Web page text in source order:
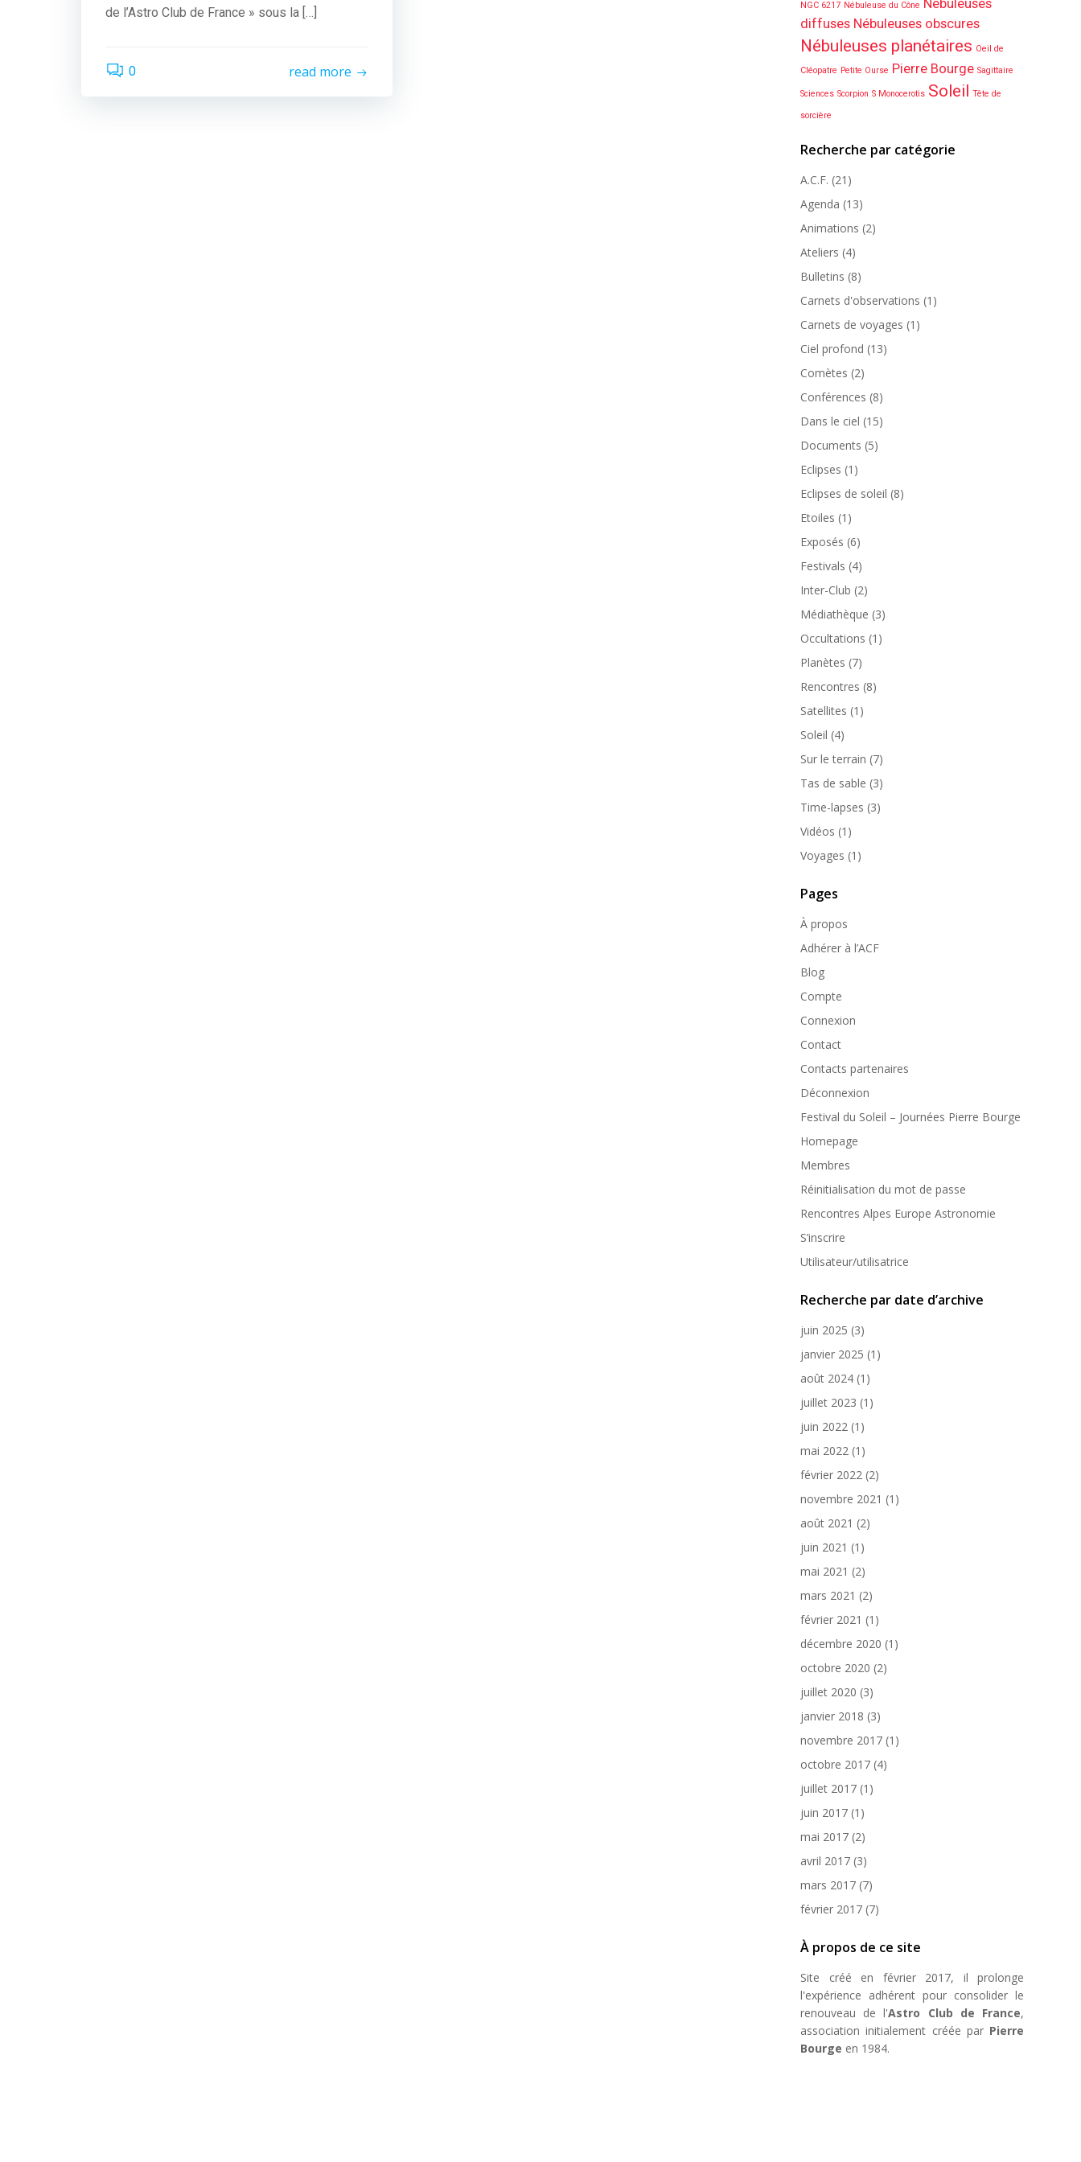
de l’Astro Club de France » sous la […]
0 read more
NGC 6217 Nébuleuse du Cône Nébuleuses
diffuses Nébuleuses obscures
Nébuleuses planétaires Oeil de
Cléopatre Petite Ourse Pierre Bourge Sagittaire
Sciences Scorpion S Monocerotis Soleil Tête de
sorcière
Recherche par catégorie
A.C.F. (21)
Agenda (13)
Animations (2)
Ateliers (4)
Bulletins (8)
Carnets d'observations (1)
Carnets de voyages (1)
Ciel profond (13)
Comètes (2)
Conférences (8)
Dans le ciel (15)
Documents (5)
Eclipses (1)
Eclipses de soleil (8)
Etoiles (1)
Exposés (6)
Festivals (4)
Inter-Club (2)
Médiathèque (3)
Occultations (1)
Planètes (7)
Rencontres (8)
Satellites (1)
Soleil (4)
Sur le terrain (7)
Tas de sable (3)
Time-lapses (3)
Vidéos (1)
Voyages (1)
Pages
À propos
Adhérer à l’ACF
Blog
Compte
Connexion
Contact
Contacts partenaires
Déconnexion
Festival du Soleil – Journées Pierre Bourge
Homepage
Membres
Réinitialisation du mot de passe
Rencontres Alpes Europe Astronomie
S’inscrire
Utilisateur/utilisatrice
Recherche par date d’archive
juin 2025 (3)
janvier 2025 (1)
août 2024 (1)
juillet 2023 (1)
juin 2022 (1)
mai 2022 (1)
février 2022 (2)
novembre 2021 (1)
août 2021 (2)
juin 2021 (1)
mai 2021 (2)
mars 2021 (2)
février 2021 (1)
décembre 2020 (1)
octobre 2020 (2)
juillet 2020 (3)
janvier 2018 (3)
novembre 2017 (1)
octobre 2017 (4)
juillet 2017 (1)
juin 2017 (1)
mai 2017 (2)
avril 2017 (3)
mars 2017 (7)
février 2017 (7)
À propos de ce site
Site créé en février 2017, il prolonge
l'expérience adhérent pour consolider le
renouveau de l'Astro Club de France,
association initialement créée par Pierre
Bourge en 1984.